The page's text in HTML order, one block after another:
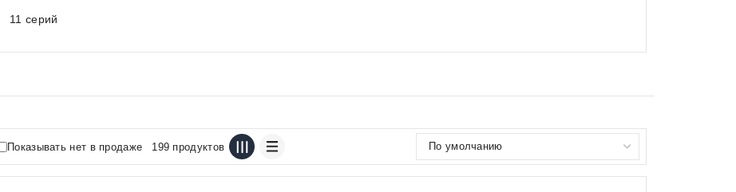
11 серий
Показывать нет в продаже 199 продуктов